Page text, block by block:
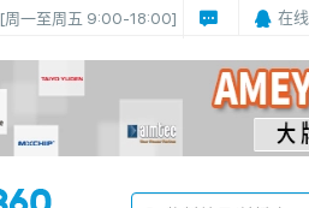
[周一至周五 9:00-18:00] 在